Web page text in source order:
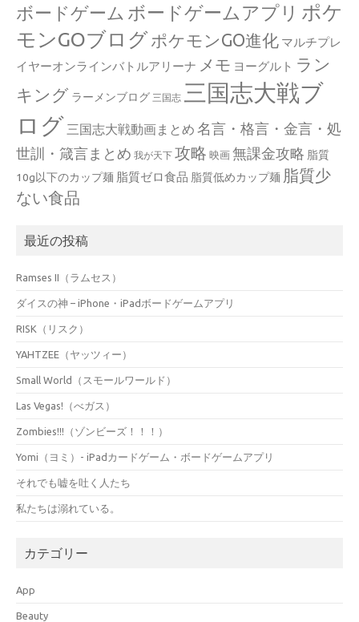
ボードゲーム ボードゲームアプリ ポケ
モンGOブログポケモンGO進化 マルチプレ
イヤーオンラインバトルアリーナ メモ ヨーグルト ラン
キング ラーメンブログ 三国志 三国志大戦ブ
ログ 三国志大戦動画まとめ 名言・格言・金言・処
世訓・箴言まとめ 我が天下 攻略 映画 無課金攻略 脂質
10g以下のカップ麺 脂質ゼロ食品 脂質低めカップ麺 脂質少
ない食品
最近の投稿
Ramses II（ラムセス）
ダイスの神 – iPhone・iPadボードゲームアプリ
RISK（リスク）
YAHTZEE（ヤッツィー）
Small World（スモールワールド）
Las Vegas!（べガス）
Zombies!!!（ゾンビーズ！！！）
Yomi（ヨミ）- iPadカードゲーム・ボードゲームアプリ
それでも嘘を吐く人たち
私たちは溺れている。
カテゴリー
App
Beauty